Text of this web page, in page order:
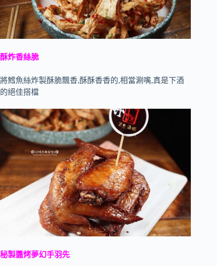
酥炸香絲脆
將鱈魚絲炸製酥脆飄香,酥酥香香的,相當涮嘴,真是下酒
的絕佳搭檔
秘製醬烤夢幻手羽先